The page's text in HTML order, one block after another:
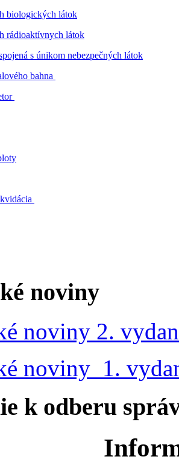
biologických látok
rádioaktívnych látok
s únikom nebezpečných látok
bahna
noviny
noviny 2.
noviny 1.
k odberu